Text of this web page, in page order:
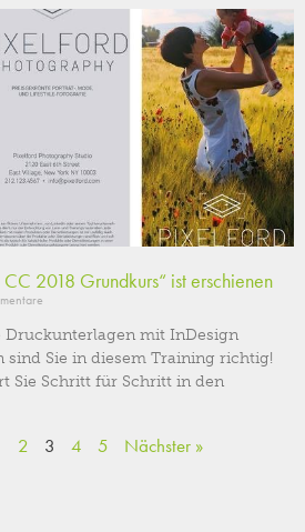
2018 Grundkurs“ ist erschienen
Druckunterlagen mit InDesign
sind Sie in diesem Training richtig!
Sie Schritt für Schritt in den
2 3 4 5 Nächster »